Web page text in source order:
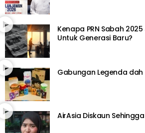
Kenapa PRN Sabah
Untuk Generasi Baru?
Gabungan Legenda dah
AirAsia Diskaun